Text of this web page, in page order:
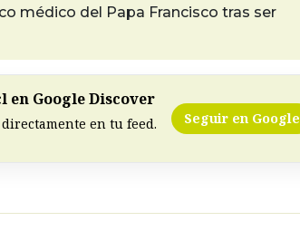
médico del Papa Francisco tras ser
en Google Discover
en tu feed. Seguir en Google